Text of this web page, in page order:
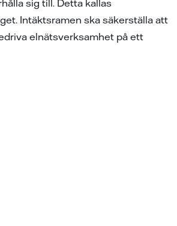
sig till. Detta kallas
Intäktsramen ska säkerställa att
elnätsverksamhet på ett